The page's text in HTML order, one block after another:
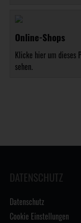
Online-Shops
Klicke hier um dieses
sehen.
DATENSCHUTZ
Datenschutz
Cookie Einstellungen